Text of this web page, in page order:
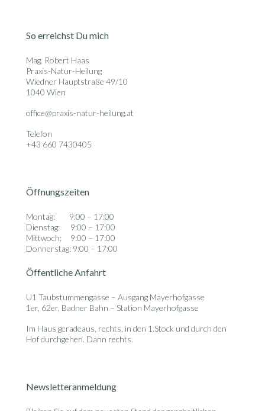
So erreichst Du mich
Mag. Robert Haas
Praxis-Natur-Heilung
Wiedner Hauptstraße 49/10
1040 Wien
office@praxis-natur-heilung.at
Telefon
+43 660 7430405
Öffnungszeiten
Montag: 9:00 – 17:00
Dienstag: 9:00 – 17:00
Mittwoch: 9:00 – 17:00
Donnerstag: 9:00 – 17:00
Öffentliche Anfahrt
U1 Taubstummengasse – Ausgang Mayerhofgasse
1er, 62er, Badner Bahn – Station Mayerhofgasse
Im Haus geradeaus, rechts, in den 1.Stock und durch den
Hof durchgehen. Dann rechts.
Newsletteranmeldung